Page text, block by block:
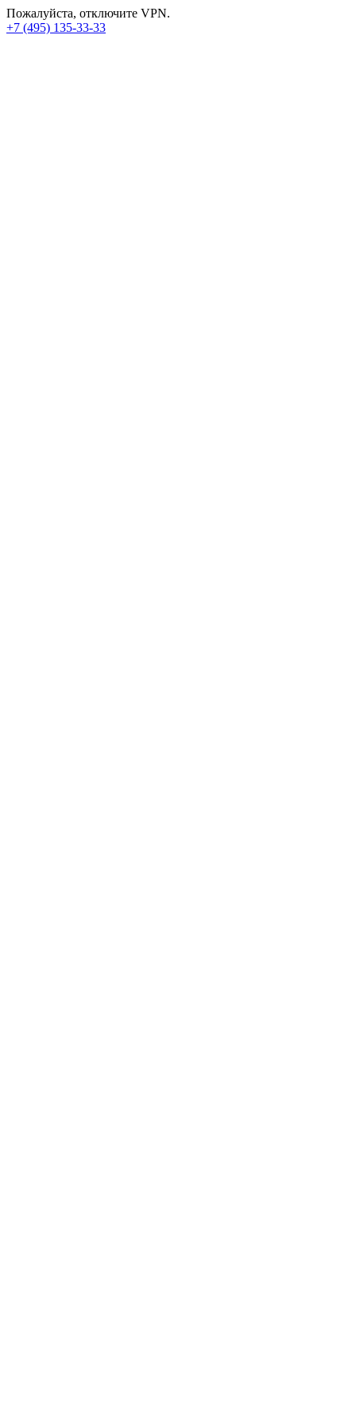
Пожалуйста, отключите VPN.
+7 (495) 135-33-33